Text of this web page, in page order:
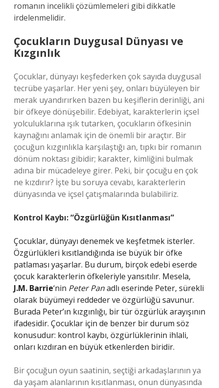
romanın incelikli çözümlemeleri gibi dikkatle
irdelenmelidir.
Çocukların Duygusal Dünyası ve
Kızgınlık
Çocuklar, dünyayı keşfederken çok sayıda duygusal
tecrübe yaşarlar. Her yeni şey, onları büyüleyen bir
merak uyandırırken bazen bu keşiflerin derinliği, ani
bir öfkeye dönüşebilir. Edebiyat, karakterlerin içsel
yolculuklarına ışık tutarken, çocukların öfkesinin
kaynağını anlamak için de önemli bir araçtır. Bir
çocuğun kızgınlıkla karşılaştığı an, tıpkı bir romanın
dönüm noktası gibidir; karakter, kimliğini bulmak
adına bir mücadeleye girer. Peki, bir çocuğu en çok
ne kızdırır? İşte bu soruya cevabı, karakterlerin
dünyasında ve içsel çatışmalarında bulabiliriz.
Kontrol Kaybı: “Özgürlüğün Kısıtlanması”
Çocuklar, dünyayı denemek ve keşfetmek isterler.
Özgürlükleri kısıtlandığında ise büyük bir öfke
patlaması yaşarlar. Bu durum, birçok edebi eserde
çocuk karakterlerin öfkeleriyle yansıtılır. Mesela,
J.M. Barrie‘nin Peter Panadlı eserinde Peter, sürekli
olarak büyümeyi reddeder ve özgürlüğü savunur.
Burada Peter’ın kızgınlığı, bir tür özgürlük arayışının
ifadesidir. Çocuklar için de benzer bir durum söz
konusudur: kontrol kaybı, özgürlüklerinin ihlali,
onları kızdıran en büyük etkenlerden biridir.
Bir çocuğun oyun saatinin, seçtiği arkadaşlarının ya
da yaşam alanlarının kısıtlanması, onun dünyasında